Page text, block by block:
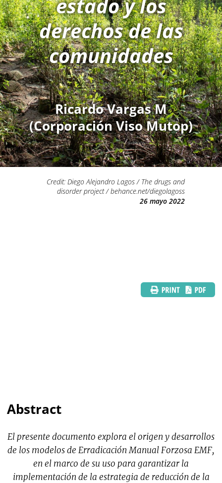
estado y los
derechos de las
comunidades
Ricardo Vargas M
(Corporación Viso Mutop)
Credit: Diego Alejandro Lagos / The drugs and
disorder project / behance.net/diegolagoss
26 mayo 2022
Abstract
El presente documento explora el origen y desarrollos
de los modelos de Erradicación Manual Forzosa EMF,
en el marco de su uso para garantizar la
implementación de la estrategia de reducción de la